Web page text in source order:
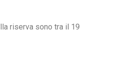
riserva sono tra il 19